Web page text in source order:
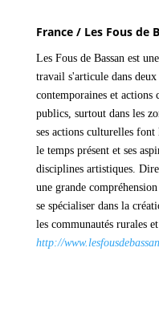
France / Les Fous de
Les Fous de Bassan est
travail s'articule dans
contemporaines et actions
publics, surtout dans les
ses actions culturelles
le temps présent et ses
disciplines artistiques.
une grande
se spécialiser dans la
les communautés rurales
http://